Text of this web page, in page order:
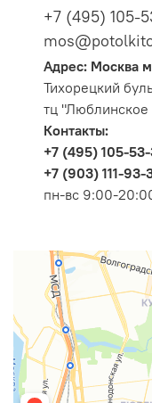
+7 (495) 105-
Адрес: Москва
Тихорецкий
тц
Контакты:
+7 (495) 105-
+7 (903) 111-93-
пн-вс 9:00-